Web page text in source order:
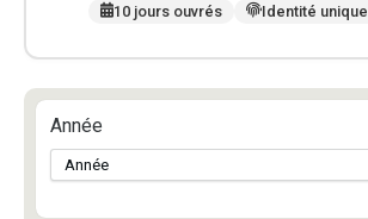
10 jours ouvrés
Identité unique
Année